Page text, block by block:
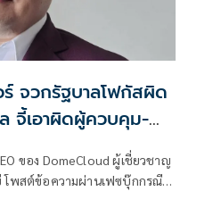
จวกรัฐบาลโฟกัสผิด
จี้เอาผิดผู้ควบคุม-
ของ DomeCloud ผู้เชี่ยวชาญ
โพสต์ข้อความผ่านเฟซบุ๊กกรณี